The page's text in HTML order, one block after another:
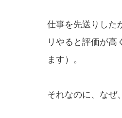
仕事を先送りした
リやると評価が高
ます）。
それなのに、なぜ